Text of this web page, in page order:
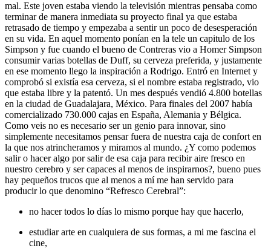
mal. Este joven estaba viendo la televisión mientras pensaba como
terminar de manera inmediata su proyecto final ya que estaba
retrasado de tiempo y empezaba a sentir un poco de desesperación
en su vida. En aquel momento ponían en la tele un capitulo de los
Simpson y fue cuando el bueno de Contreras vio a Homer Simpson
consumir varias botellas de Duff, su cerveza preferida, y justamente
en ese momento llego la inspiración a Rodrigo. Entró en Internet y
comprobó si existía esa cerveza, si el nombre estaba registrado, vio
que estaba libre y la patentó. Un mes después vendió 4.800 botellas
en la ciudad de Guadalajara, México. Para finales del 2007 había
comercializado 730.000 cajas en España, Alemania y Bélgica.
Como veis no es necesario ser un genio para innovar, sino
simplemente necesitamos pensar fuera de nuestra caja de confort en
la que nos atrincheramos y miramos al mundo. ¿Y como podemos
salir o hacer algo por salir de esa caja para recibir aire fresco en
nuestro cerebro y ser capaces al menos de inspirarnos?, bueno pues
hay pequeños trucos que al menos a mí me han servido para
producir lo que denomino “Refresco Cerebral”:
no hacer todos lo días lo mismo porque hay que hacerlo,
estudiar arte en cualquiera de sus formas, a mi me fascina el
cine,